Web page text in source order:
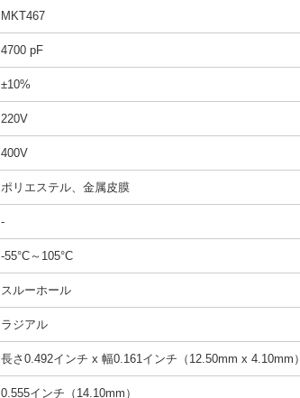
MKT467
4700 pF
±10%
220V
400V
ポリエステル、金属皮膜
-
-55°C～105°C
スルーホール
ラジアル
長さ0.492インチ x 幅0.161インチ（12.50mm x 4.10mm）
0.555インチ（14.10mm）